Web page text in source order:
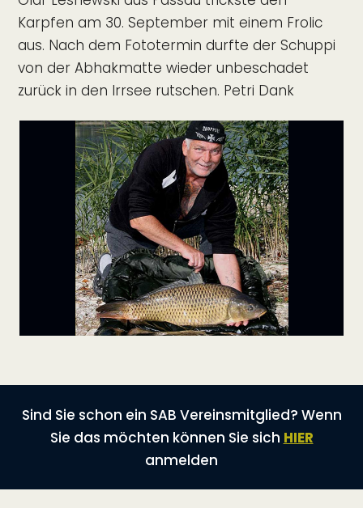
Karpfen am 30. September mit einem Frolic
aus. Nach dem Fototermin durfte der Schuppi
von der Abhakmatte wieder unbeschadet
zurück in den Irrsee rutschen. Petri Dank
Sind Sie schon ein SAB Vereinsmitglied? Wenn
Sie das möchten können Sie sich HIER
anmelden